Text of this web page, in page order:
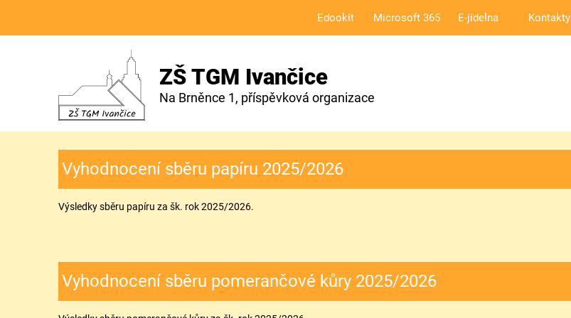
Edookit Microsoft 365 E-jídelna Kontakty
ZŠ TGM Ivančice
Na Brněnce 1, příspěvková organizace
Vyhodnocení sběru papíru 2025/2026
Výsledky sběru papíru za šk. rok 2025/2026.
Vyhodnocení sběru pomerančové kůry 2025/2026